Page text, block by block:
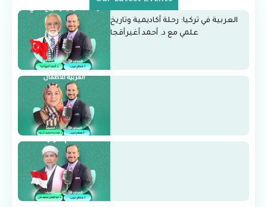
العربية في تركيا: رحلة أكاديمية وتاريخ
علمي مع د. أحمد أغيرأقجا